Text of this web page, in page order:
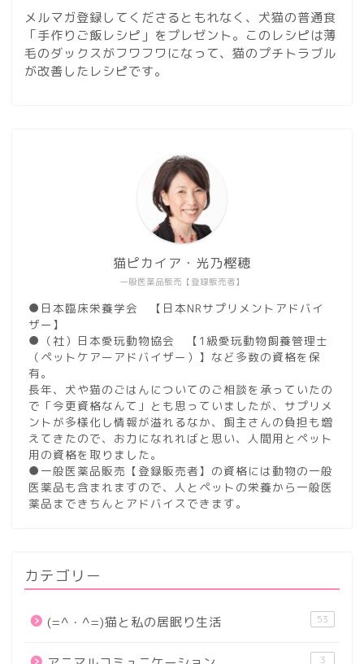
メルマガ登録してくださるともれなく、犬猫の普通食
「手作りご飯レシピ」をプレゼント。このレシピは薄
毛のダックスがフワフワになって、猫のプチトラブル
が改善したレシピです。
一般医薬品販売【登録販売者】
猫ピカイア・光乃樫穂
●日本臨床栄養学会 【日本NRサプリメントアドバイ
ザー】
●（社）日本愛玩動物協会 【1級愛玩動物飼養管理士
（ペットケアーアドバイザー）】など多数の資格を保
有。
長年、犬や猫のごはんについてのご相談を承っていたの
で「今更資格なんて」とも思っていましたが、サプリメ
ントが多様化し情報が溢れるなか、飼主さんの負担も増
えてきたので、お力になれればと思い、人間用とペット
用の資格を取りました。
●一般医薬品販売【登録販売者】の資格には動物の一般
医薬品も含まれますので、人とペットの栄養から一般医
薬品まできちんとアドバイスできます。
カテゴリー
(=^・^=)猫と私の居眠り生活 53
3